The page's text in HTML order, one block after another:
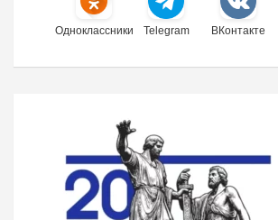
Одноклассники Telegram ВКонтакте